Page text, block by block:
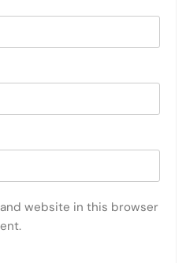
and website in this browser